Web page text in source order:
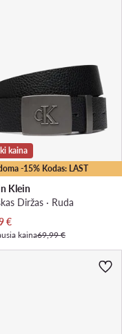
-15% Kodas: LAST
kaina
Klein
Diržas · Ruda
kaina
€
kaina69,99 €